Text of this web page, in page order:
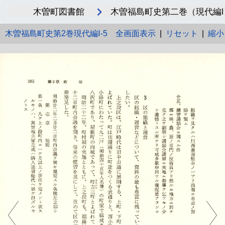
木曽町図書館 木曽福島町史第二巻（現代編